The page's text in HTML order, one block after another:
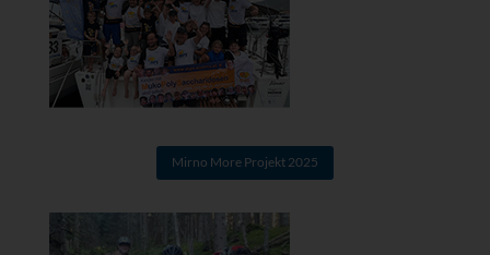
Mirno More Projekt 2025